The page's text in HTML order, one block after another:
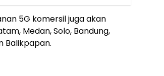
5G komersil juga akan
Medan, Solo, Bandung,
Balikpapan.